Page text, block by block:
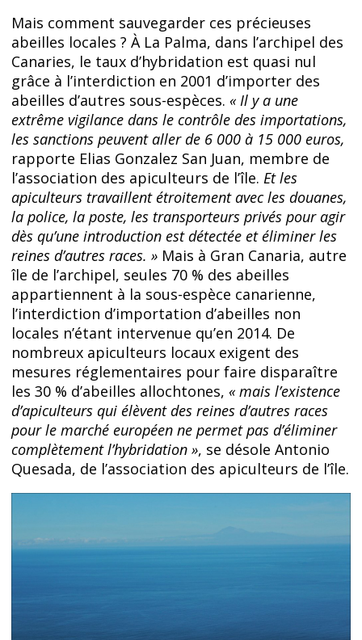
Mais comment sauvegarder ces précieuses
abeilles locales ? À La Palma, dans l’archipel des
Canaries, le taux d’hybridation est quasi nul
grâce à l’interdiction en 2001 d’importer des
abeilles d’autres sous-espèces. « Il y a une
extrême vigilance dans le contrôle des importations,
les sanctions peuvent aller de 6 000 à 15 000 euros,
rapporte Elias Gonzalez San Juan, membre de
l’association des apiculteurs de l’île. Et les
apiculteurs travaillent étroitement avec les douanes,
la police, la poste, les transporteurs privés pour agir
dès qu’une introduction est détectée et éliminer les
reines d’autres races. » Mais à Gran Canaria, autre
île de l’archipel, seules 70 % des abeilles
appartiennent à la sous-espèce canarienne,
l’interdiction d’importation d’abeilles non
locales n’étant intervenue qu’en 2014. De
nombreux apiculteurs locaux exigent des
mesures réglementaires pour faire disparaître
les 30 % d’abeilles allochtones, « mais l’existence
d’apiculteurs qui élèvent des reines d’autres races
pour le marché européen ne permet pas d’éliminer
complètement l’hybridation », se désole Antonio
Quesada, de l’association des apiculteurs de l’île.